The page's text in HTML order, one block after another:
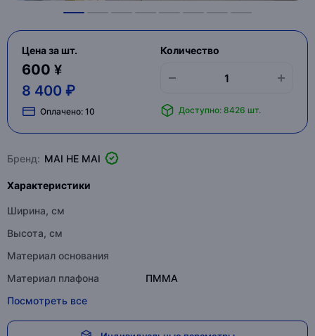
Цена за шт.
600 ¥
8 400 ₽
Оплачено: 10
Количество
Доступно: 8426 шт.
Бренд: MAI HE MAI
Характеристики
Ширина, см
Высота, см
Материал основания
Материал плафона
ПММА
Посмотреть все